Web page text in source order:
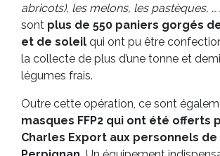
abricots), les melons, les pastèques, …
sont plus de 550 paniers gorgés
et de soleil qui ont pu être
la collecte de plus d’une tonne et
légumes frais.
Outre cette opération, ce sont
masques FFP2 qui ont été offerts
Charles Export aux personnels de